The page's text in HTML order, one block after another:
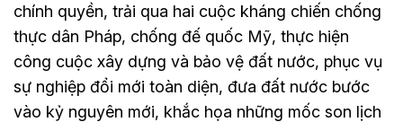
chính quyền, trải qua hai cuộc kháng chiến chống
thực dân Pháp, chống đế quốc Mỹ, thực hiện
công cuộc xây dựng và bảo vệ đất nước, phục vụ
sự nghiệp đổi mới toàn diện, đưa đất nước bước
vào kỷ nguyên mới, khắc họa những mốc son lịch